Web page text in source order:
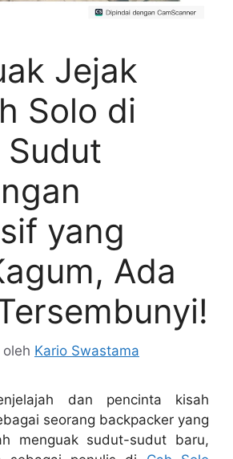
Jejak
Solo di
yang
Ada
oleh Kario Swastama
dan pencinta kisah
seorang backpacker yang
menguak sudut-sudut baru,